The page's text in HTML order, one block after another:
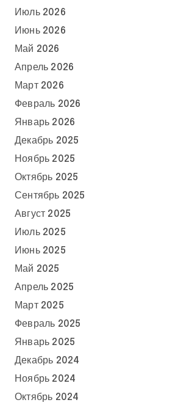
Июль 2026
Июнь 2026
Май 2026
Апрель 2026
Март 2026
Февраль 2026
Январь 2026
Декабрь 2025
Ноябрь 2025
Октябрь 2025
Сентябрь 2025
Август 2025
Июль 2025
Июнь 2025
Май 2025
Апрель 2025
Март 2025
Февраль 2025
Январь 2025
Декабрь 2024
Ноябрь 2024
Октябрь 2024